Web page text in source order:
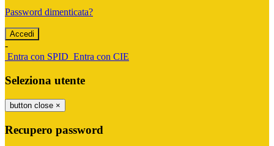
Password dimenticata?
-
Entra con SPID Entra con CIE
Seleziona utente
button close ×
Recupero password